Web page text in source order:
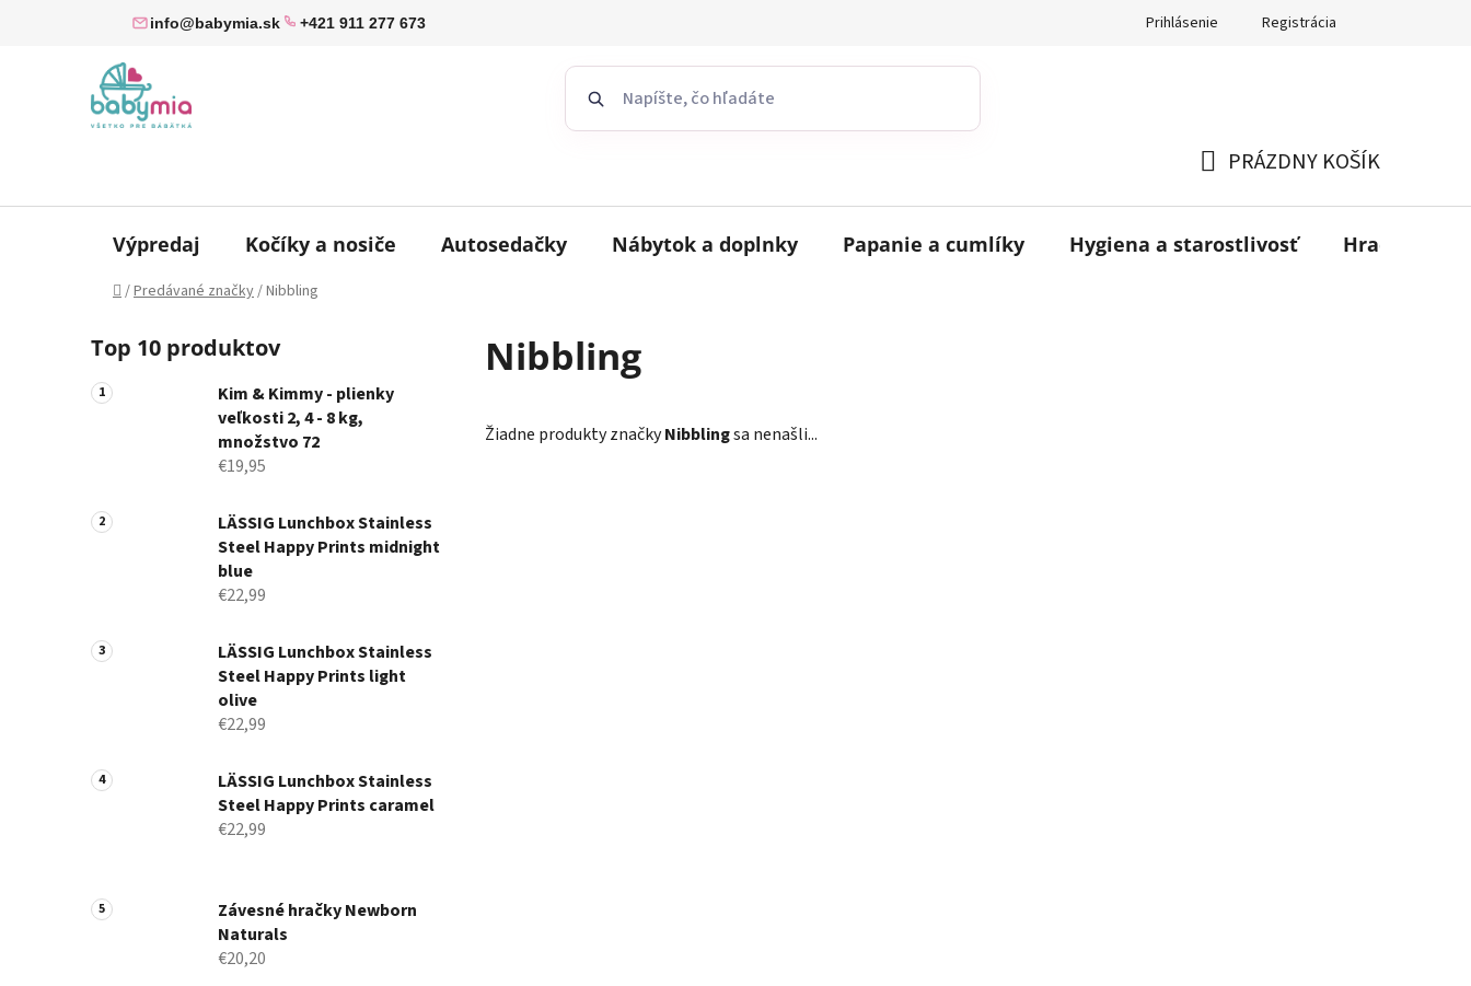
info@babymia.sk +421 911 277 673 Prihlásenie Registrácia
KOŠÍK
PRÁZDNY KOŠÍK
Výpredaj Kočíky a nosiče Autosedačky Nábytok a doplnky Papanie a cumlíky Hygiena a starostlivosť Hračky
Domov
/Predávané značky/Nibbling
o
č
n
n
Top 10 produktov
Kim & Kimmy - plienky
veľkosti 2, 4 - 8 kg,
množstvo 72
€19,95
LÄSSIG Lunchbox Stainless
Steel Happy Prints midnight
blue
€22,99
LÄSSIG Lunchbox Stainless
Steel Happy Prints light
olive
€22,99
LÄSSIG Lunchbox Stainless
Steel Happy Prints caramel
€22,99
Závesné hračky Newborn
Naturals
€20,20
Nibbling
Žiadne produkty značkyNibblingsa nenašli...